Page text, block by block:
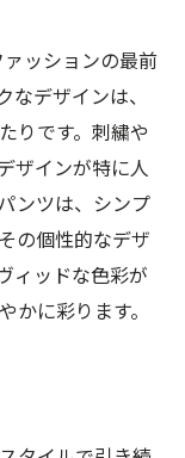
ッションの最前
デザインは、
りです。刺繍や
ザインが特に人
ンツは、シンプ
の個性的なデザ
ィッドな色彩が
に彩ります。